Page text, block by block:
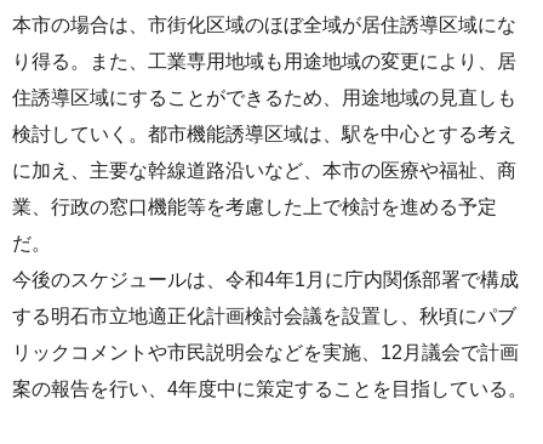
本市の場合は、市街化区域のほぼ全域が居住誘導区域にな
り得る。また、工業専用地域も用途地域の変更により、居
住誘導区域にすることができるため、用途地域の見直しも
検討していく。都市機能誘導区域は、駅を中心とする考え
に加え、主要な幹線道路沿いなど、本市の医療や福祉、商
業、行政の窓口機能等を考慮した上で検討を進める予定
だ。
今後のスケジュールは、令和4年1月に庁内関係部署で構成
する明石市立地適正化計画検討会議を設置し、秋頃にパブ
リックコメントや市民説明会などを実施、12月議会で計画
案の報告を行い、4年度中に策定することを目指している。